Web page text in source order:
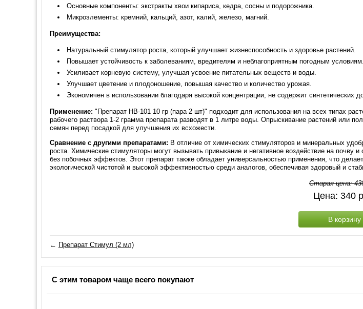
Основные компоненты: экстракты хвои кипариса, кедра, сосны и подорожника.
Микроэлементы: кремний, кальций, азот, калий, железо, магний.
Преимущества:
Натуральный стимулятор роста, который улучшает жизнеспособность и здоровье растений.
Повышает устойчивость к заболеваниям, вредителям и неблагоприятным погодным условиям.
Усиливает корневую систему, улучшая усвоение питательных веществ и воды.
Улучшает цветение и плодоношение, повышая качество и количество урожая.
Экономичен в использовании благодаря высокой концентрации, не содержит
Применение: "Препарат HB-101 10 гр (пара 2 шт)" подходит для использования на всех типах
рабочего раствора 1-2 грамма препарата разводят в 1 литре воды. Опрыскивание растений или
семян перед посадкой для улучшения их всхожести.
Сравнение с другими препаратами: В отличие от химических стимуляторов и минеральных
роста. Химические стимуляторы могут вызывать привыкание и негативное воздействие на
без побочных эффектов. Этот препарат также обладает универсальностью применения, что
экологической чистотой и высокой эффективностью среди аналогов, обеспечивая здоровый и
Старая цена:
Цена: 340
В корзину
← Препарат Стимул (2 мл)
С этим товаром чаще всего покупают